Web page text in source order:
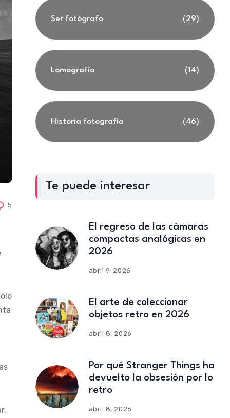
5
Ser fotógrafo (29)
Lomografía (14)
Historia fotografía (46)
Te puede interesar
El regreso de las cámaras
compactas analógicas en
2026
abril 9, 2026
El arte de coleccionar
objetos retro en 2026
abril 8, 2026
Por qué Stranger Things ha
devuelto la obsesión por lo
retro
abril 8, 2026